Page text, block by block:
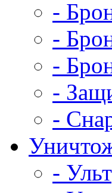
-
-
-
-
-
-